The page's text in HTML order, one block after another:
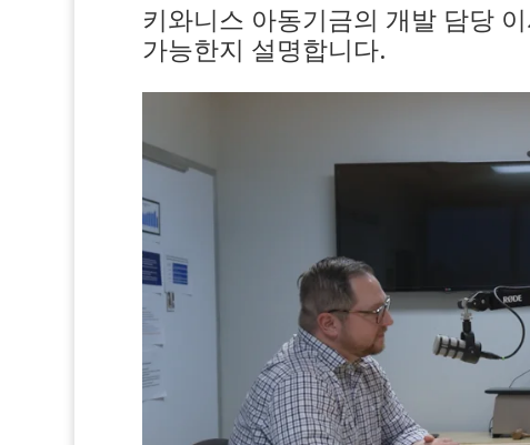
키와니스 아동기금의 개발 담당
가능한지 설명합니다.